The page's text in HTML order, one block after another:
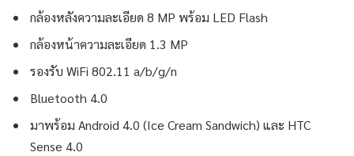
กล้องหลังความละเอียด 8 MP พร้อม LED Flash
กล้องหน้าความละเอียด 1.3 MP
รองรับ WiFi 802.11 a/b/g/n
Bluetooth 4.0
มาพร้อม Android 4.0 (Ice Cream Sandwich) และ HTC
Sense 4.0